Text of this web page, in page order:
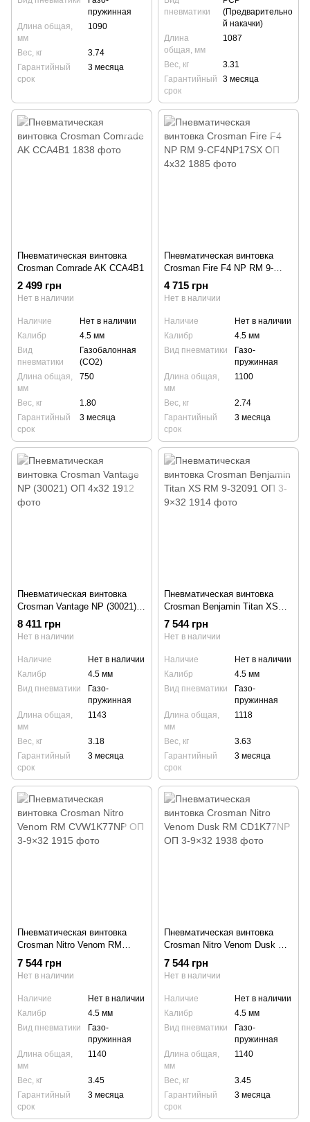
пружинная
Длина общая,
мм
1090
Вес, кг
3.74
Гарантийный
срок
3 месяца
пневматики
(Предварительно
й накачки)
Длина
общая, мм
1087
Вес, кг
3.31
Гарантийный
срок
3 месяца
Пневматическая винтовка
Crosman Comrade AK CCA4B1
2 499 грн
Нет в наличии
Наличие
Нет в наличии
Калибр
4.5 мм
Вид
пневматики
Газобалонная
(СО2)
Длина общая,
мм
750
Вес, кг
1.80
Гарантийный
срок
3 месяца
Пневматическая винтовка
Crosman Fire F4 NP RM 9-
CF4NP17SX ОП 4x32
4 715 грн
Нет в наличии
Наличие
Нет в наличии
Калибр
4.5 мм
Вид пневматики
Газо-
пружинная
Длина общая,
мм
1100
Вес, кг
2.74
Гарантийный
срок
3 месяца
Пневматическая винтовка
Crosman Vantage NP (30021)
ОП 4x32
8 411 грн
Нет в наличии
Наличие
Нет в наличии
Калибр
4.5 мм
Вид пневматики
Газо-
пружинная
Длина общая,
мм
1143
Вес, кг
3.18
Гарантийный
срок
3 месяца
Пневматическая винтовка
Crosman Benjamin Titan XS
RM 9-32091 ОП 3-9×32
7 544 грн
Нет в наличии
Наличие
Нет в наличии
Калибр
4.5 мм
Вид пневматики
Газо-
пружинная
Длина общая,
мм
1118
Вес, кг
3.63
Гарантийный
срок
3 месяца
Пневматическая винтовка
Crosman Nitro Venom RM
CVW1K77NP ОП 3-9×32
7 544 грн
Нет в наличии
Наличие
Нет в наличии
Калибр
4.5 мм
Вид пневматики
Газо-
пружинная
Длина общая,
мм
1140
Вес, кг
3.45
Гарантийный
срок
3 месяца
Пневматическая винтовка
Crosman Nitro Venom Dusk RM
CD1K77NP ОП 3-9×32
7 544 грн
Нет в наличии
Наличие
Нет в наличии
Калибр
4.5 мм
Вид пневматики
Газо-
пружинная
Длина общая,
мм
1140
Вес, кг
3.45
Гарантийный
срок
3 месяца